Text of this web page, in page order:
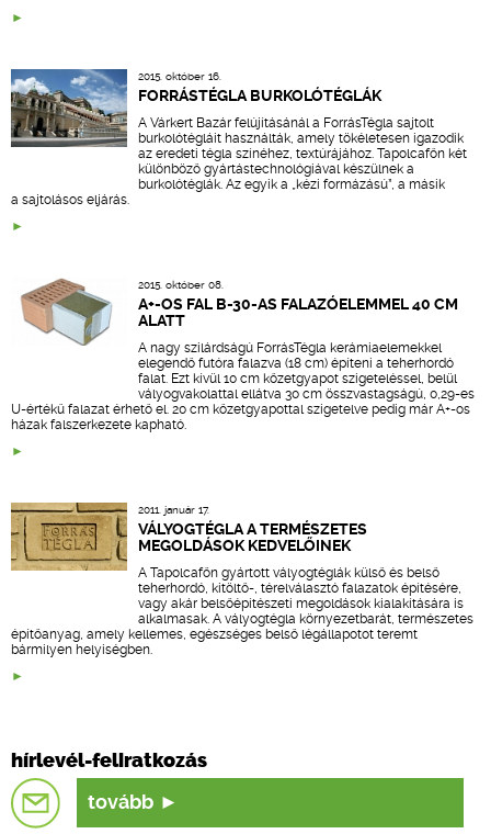
2015. október 16.
FORRÁSTÉGLA BURKOLÓTÉGLÁK
A Várkert Bazár felújításánál a ForrásTégla sajtolt
burkolótégláit használták, amely tökéletesen igazodik
az eredeti tégla színéhez, textúrájához. Tapolcafőn két
különböző gyártástechnológiával készülnek a
burkolótéglák. Az egyik a „kézi formázású”, a másik
a sajtolásos eljárás.
2015. október 08.
A+-OS FAL B-30-AS FALAZÓELEMMEL 40 CM
ALATT
A nagy szilárdságú ForrásTégla kerámiaelemekkel
elegendő futóra falazva (18 cm) építeni a teherhordó
falat. Ezt kívül 10 cm kőzetgyapot szigeteléssel, belül
vályogvakolattal ellátva 30 cm összvastagságú, 0,29-es
U-értékű falazat érhető el. 20 cm kőzetgyapottal szigetelve pedig már A+-os
házak falszerkezete kapható.
2011. január 17.
VÁLYOGTÉGLA A TERMÉSZETES
MEGOLDÁSOK KEDVELŐINEK
A Tapolcafőn gyártott vályogtéglák külső és belső
teherhordó, kitöltő-, térelválasztó falazatok építésére,
vagy akár belsőépítészeti megoldások kialakítására is
alkalmasak. A vályogtégla környezetbarát, természetes
építőanyag, amely kellemes, egészséges belső légállapotot teremt
bármilyen helyiségben.
hírlevél-feliratkozás
tovább